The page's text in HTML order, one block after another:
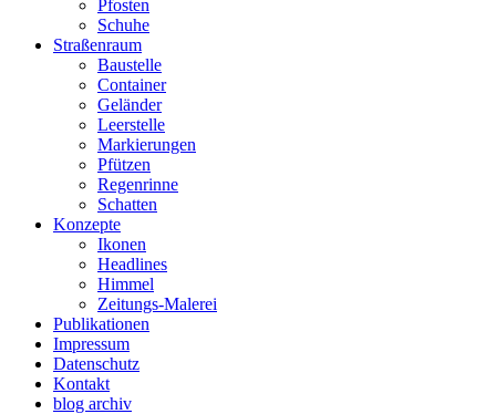
Pfosten
Schuhe
Straßenraum
Baustelle
Container
Geländer
Leerstelle
Markierungen
Pfützen
Regenrinne
Schatten
Konzepte
Ikonen
Headlines
Himmel
Zeitungs-Malerei
Publikationen
Impressum
Datenschutz
Kontakt
blog archiv